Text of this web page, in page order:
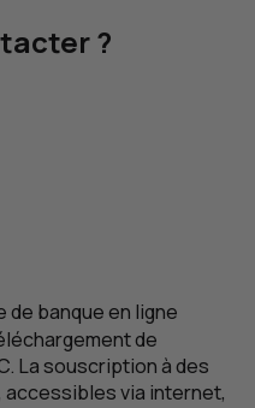
?
de banque en ligne
de
. La souscription à des
accessibles via internet,